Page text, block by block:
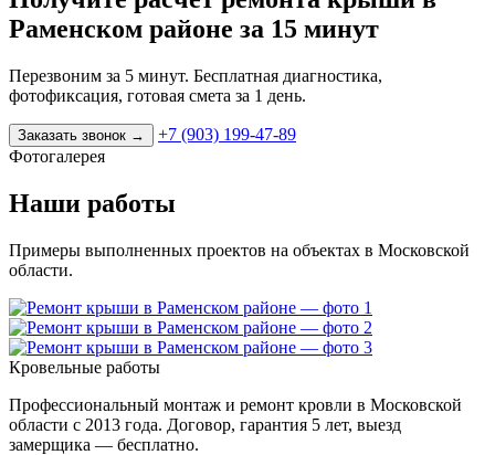
Раменском районе за 15 минут
Перезвоним за 5 минут. Бесплатная диагностика,
фотофиксация, готовая смета за 1 день.
Заказать звонок →
+7 (903) 199-47-89
Фотогалерея
Наши работы
Примеры выполненных проектов на объектах в Московской
области.
Кровельные работы
Профессиональный монтаж и ремонт кровли в Московской
области с 2013 года. Договор, гарантия 5 лет, выезд
замерщика — бесплатно.